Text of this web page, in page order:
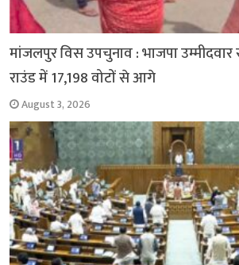
मांजलपुर विस उपचुनाव : भाजपा
राउंड में 17,198 वोटों से आगे
August 3, 2026